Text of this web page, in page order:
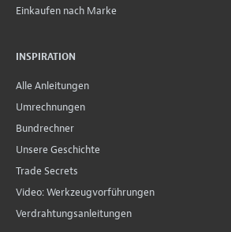
Einkaufen nach Marke
INSPIRATION
Alle Anleitungen
Umrechnungen
Bundrechner
Unsere Geschichte
Trade Secrets
Video: Werkzeugvorführungen
Verdrahtungsanleitungen